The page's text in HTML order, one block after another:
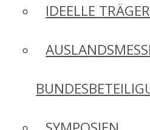
IDEELLE